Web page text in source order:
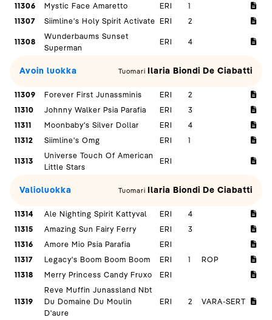
11306 Mystic Face Amaretto ERI
1
11307
Siimline's Holy Spirit Activate ERI 2
11308
Wunderbaums Sunset
Superman
ERI 4
Avoin luokka Tuomari Ilaria Biondi De Ciabatti
11309 Forever First Junassminis ERI
2
11310
Johnny Walker Psia Parafia ERI
3
11311
Moonbaby's Silver Dollar ERI
4
11312
Siimline's Omg ERI 1
11313
Universe Touch Of American
Little Stars
ERI
Valioluokka Tuomari Ilaria Biondi De Ciabatti
11314 Ale Nighting Spirit Kattyval ERI
4
11315
Amazing Sun Fairy Ferry ERI
3
11316
Amore Mio Psia Parafia
ERI
11317
Legacy's Boom Boom Boom ERI 1
ROP
11318
Merry Princess Candy Fruxo ERI
11319
Reve Muffin Junassland Nbt
Du Domaine Du Moulin
D'aure
ERI 2 VARA-SERT